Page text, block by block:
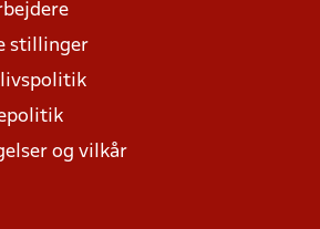
stillinger
og vilkår